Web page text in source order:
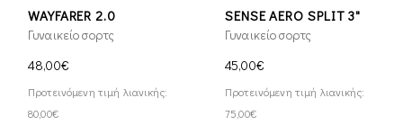
WAYFARER 2.0
Γυναικείο σορτς
48,00€
Προτεινόμενη τιμή λιανικής:
80,00€
SENSE AERO SPLIT 3"
Γυναικείο σορτς
45,00€
Προτεινόμενη τιμή λιανικής:
75,00€